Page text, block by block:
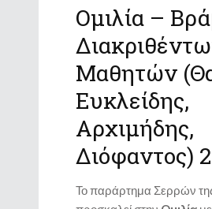
Ομιλία –
Μαθητών
Ευκλείδης,
Αρχιμήδης,
Διόφαντος)
Το παράρτημα Σερρών